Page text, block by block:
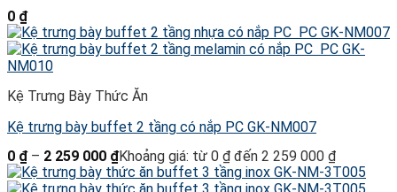
0 ₫
Kệ Trưng Bày Thức Ăn
Kệ trưng bày buffet 2 tầng có nắp PC GK-NM007
0 ₫ – 2 259 000 ₫Khoảng giá: từ 0 ₫ đến 2 259 000 ₫